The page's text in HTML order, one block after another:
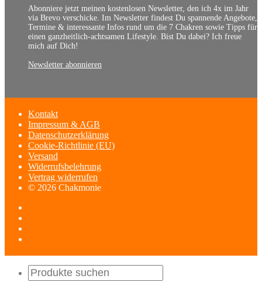
Abonniere jetzt meinen kostenlosen Newsletter, den ich 4x im Jahr
via Brevo verschicke. Im Newsletter findest Du spannende Angebote,
Termine & interessante Infos rund um die 7 Chakren sowie Tipps für
einen ganzheitlich-achtsamen Lifestyle. Bist Du dabei? Ich freue
mich auf Dich!
Newsletter abonnieren
Kontakt
Impressum & AGB
Datenschutzerklärung
Cookie-Richtlinie (EU)
Versand
Widerrufsbelehrung
Vertrag widerrufen
© 2026 Chakmonie